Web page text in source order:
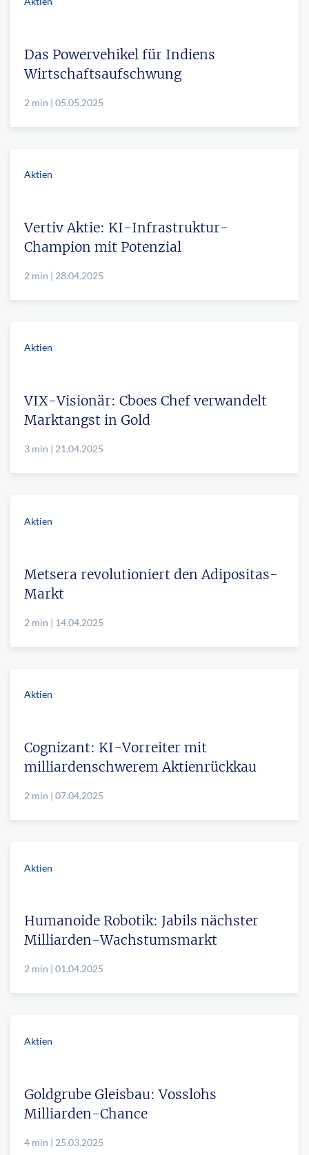
Das Powervehikel für Indiens
Wirtschaftsaufschwung
2 min | 05.05.2025
Aktien
Vertiv Aktie: KI-Infrastruktur-
Champion mit Potenzial
2 min | 28.04.2025
Aktien
VIX-Visionär: Cboes Chef verwandelt
Marktangst in Gold
3 min | 21.04.2025
Aktien
Metsera revolutioniert den Adipositas-
Markt
2 min | 14.04.2025
Aktien
Cognizant: KI-Vorreiter mit
milliardenschwerem Aktienrückkau
2 min | 07.04.2025
Aktien
Humanoide Robotik: Jabils nächster
Milliarden-Wachstumsmarkt
2 min | 01.04.2025
Aktien
Goldgrube Gleisbau: Vosslohs
Milliarden-Chance
4 min | 25.03.2025